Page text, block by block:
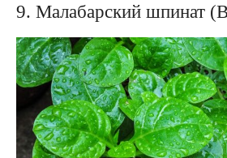
9. Малабарский шпинат